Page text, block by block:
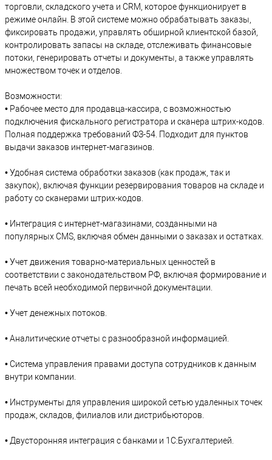
торговли, складского учета и CRM, которое функционирует в
режиме онлайн. В этой системе можно обрабатывать заказы,
фиксировать продажи, управлять обширной клиентской базой,
контролировать запасы на складе, отслеживать финансовые
потоки, генерировать отчеты и документы, а также управлять
множеством точек и отделов.
Возможности:
• Рабочее место для продавца-кассира, с возможностью
подключения фискального регистратора и сканера штрих-кодов.
Полная поддержка требований ФЗ-54. Подходит для пунктов
выдачи заказов интернет-магазинов.
• Удобная система обработки заказов (как продаж, так и
закупок), включая функции резервирования товаров на складе и
работу со сканерами штрих-кодов.
• Интеграция с интернет-магазинами, созданными на
популярных CMS, включая обмен данными о заказах и остатках.
• Учет движения товарно-материальных ценностей в
соответствии с законодательством РФ, включая формирование и
печать всей необходимой первичной документации.
• Учет денежных потоков.
• Аналитические отчеты с разнообразной информацией.
• Система управления правами доступа сотрудников к данным
внутри компании.
• Инструменты для управления широкой сетью удаленных точек
продаж, складов, филиалов или дистрибьюторов.
• Двусторонняя интеграция с банками и 1С:Бухгалтерией.